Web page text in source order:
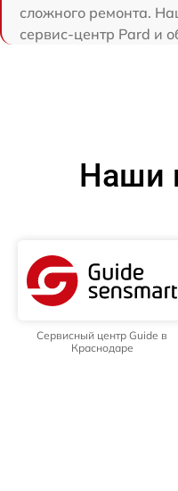
сложного ремонта.
сервис-центр Pard и
Наши
Сервисный центр Guide в
Краснодаре